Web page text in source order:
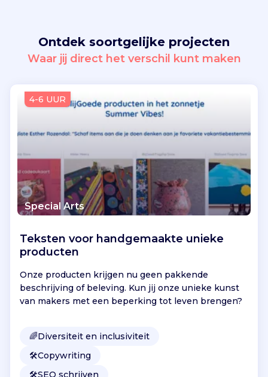
Vind jouw project
Inloggen
Ontdek soortgelijke projecten
Waar jij direct het verschil kunt maken
4-6 UUR
Special Arts
Teksten voor handgemaakte unieke
producten
Onze producten krijgen nu geen pakkende
beschrijving of beleving. Kun jij onze unieke kunst
van makers met een beperking tot leven brengen?
🌈Diversiteit en inclusiviteit
🛠️Copywriting
🛠️SEO schrijven